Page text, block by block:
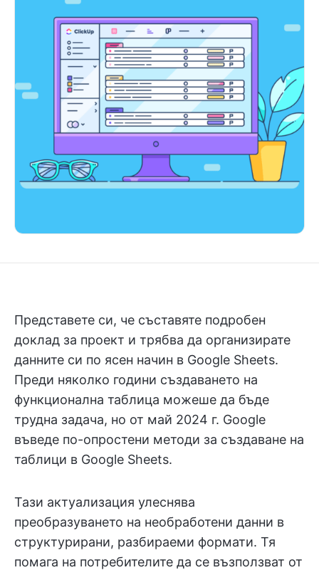
Представете си, че съставяте подробен
доклад за проект и трябва да организирате
данните си по ясен начин в Google Sheets.
Преди няколко години създаването на
функционална таблица можеше да бъде
трудна задача, но от май 2024 г. Google
въведе по-опростени методи за създаване на
таблици в Google Sheets.
Тази актуализация улеснява
преобразуването на необработени данни в
структурирани, разбираеми формати. Тя
помага на потребителите да се възползват от